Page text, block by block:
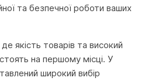
та безпечної роботи ваших
якість товарів та високий
на першому місці. У
широкий вибір